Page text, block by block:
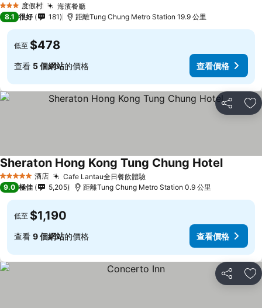
3 星級 度假村 海濱餐廳
8.1 很好 181 距離Tung Chung Metro Station 19.9 公里
低至 $478
查看 5 個網站的價格 查看價格
分享 放
5 星級 酒店 Cafe Lantau全日餐飲體驗
Sheraton Hong Kong Tung Chung Hotel
9.0 極佳 5,205 距離Tung Chung Metro Station 0.9 公里
低至 $1,190
查看 9 個網站的價格 查看價格
分享 放